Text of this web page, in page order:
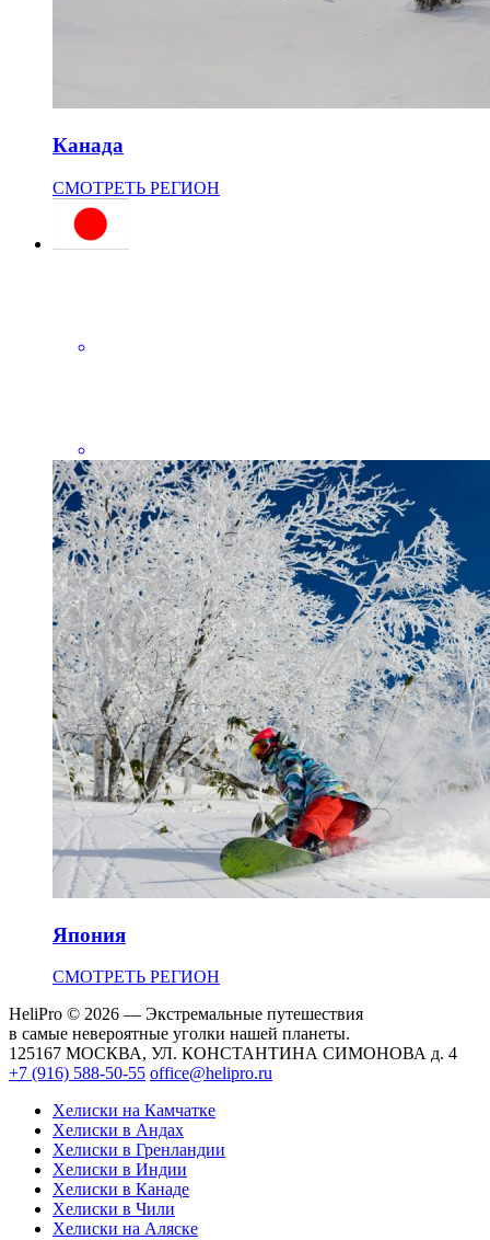
Канада
СМОТРЕТЬ РЕГИОН
Япония
СМОТРЕТЬ РЕГИОН
HeliPro © 2026 — Экстремальные путешествия
в самые невероятные уголки нашей планеты.
125167 МОСКВА, УЛ. КОНСТАНТИНА СИМОНОВА д. 4
+7 (916) 588-50-55 office@helipro.ru
Хелиски на Камчатке
Хелиски в Андах
Хелиски в Гренландии
Хелиски в Индии
Хелиски в Канаде
Хелиски в Чили
Хелиски на Аляске